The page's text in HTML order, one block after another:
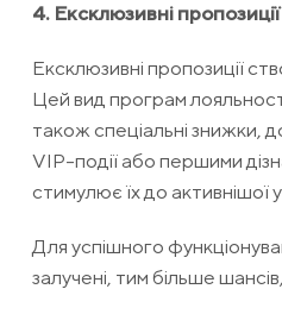
4. Ексклюзивні пропозиції
Ексклюзивні пропозиції
Цей вид програм
також спеціальні знижки,
VIP-події або першими
стимулює їх до активнішої
Для успішного
залучені, тим більше